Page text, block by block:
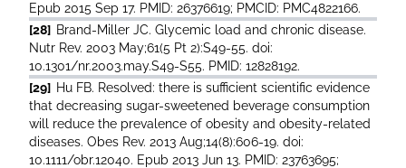
Epub 2015 Sep 17. PMID: 26376619; PMCID: PMC4822166.
[28] Brand-Miller JC. Glycemic load and chronic disease.
Nutr Rev. 2003 May;61(5 Pt 2):S49-55. doi:
10.1301/nr.2003.may.S49-S55. PMID: 12828192.
[29] Hu FB. Resolved: there is sufficient scientific evidence
that decreasing sugar-sweetened beverage consumption
will reduce the prevalence of obesity and obesity-related
diseases. Obes Rev. 2013 Aug;14(8):606-19. doi:
10.1111/obr.12040. Epub 2013 Jun 13. PMID: 23763695;